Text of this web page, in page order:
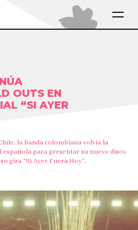
OUTS EN
“SI AYER
la banda colombiana volvía la
española para presentar su nuevo disco
gira “Si Ayer Fuera Hoy”.